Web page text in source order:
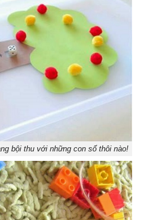
bội thu với những con số thôi nào!